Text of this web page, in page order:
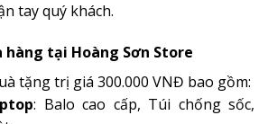
tay quý khách.
hàng tại Hoàng Sơn Store
tặng trị giá 300.000 VNĐ bao gồm:
: Balo cao cấp, Túi chống sốc,